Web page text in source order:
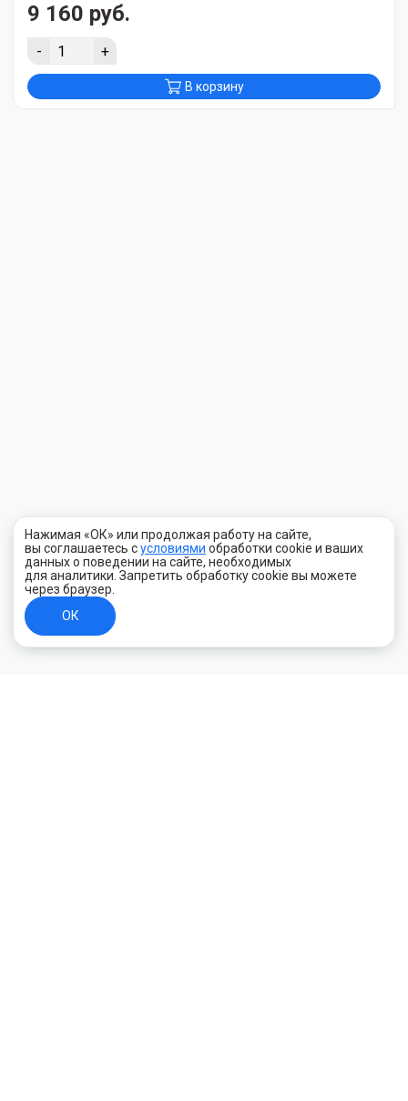
9 160 руб.
- +
В корзину
Нажимая «ОК» или продолжая работу на сайте,
вы соглашаетесь сусловиями обработки cookie и ваших
данных о поведении на сайте, необходимых
для аналитики. Запретить обработку cookie вы можете
через браузер.
ОК